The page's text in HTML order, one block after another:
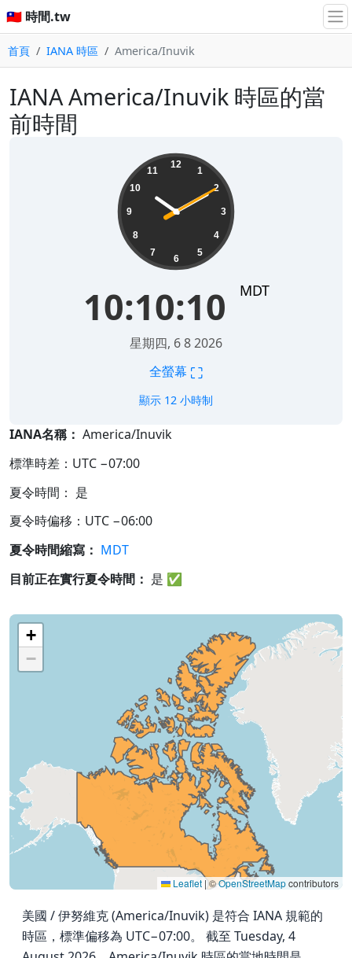
🇹🇼 時間.tw
首頁 IANA 時區 America/Inuvik
IANA America/Inuvik 時區的當
前時間
12
1
2
3
4
5
6
7
8
9
10
11
10:10:10 MDT
星期四, 6 8 2026
全螢幕 ⛶
顯示 12 小時制
IANA名稱： America/Inuvik
標準時差：UTC −07:00
夏令時間： 是
夏令時偏移：UTC −06:00
夏令時間縮寫： MDT
目前正在實行夏令時間： 是 ✅
+
−
Leaflet |©OpenStreetMapcontributors
美國 / 伊努維克 (America/Inuvik) 是符合 IANA 規範的
時區，標準偏移為 UTC−07:00。 截至 Tuesday, 4